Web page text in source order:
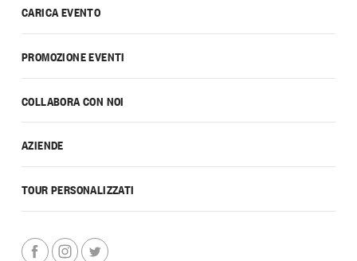
CARICA EVENTO
PROMOZIONE EVENTI
COLLABORA CON NOI
AZIENDE
TOUR PERSONALIZZATI